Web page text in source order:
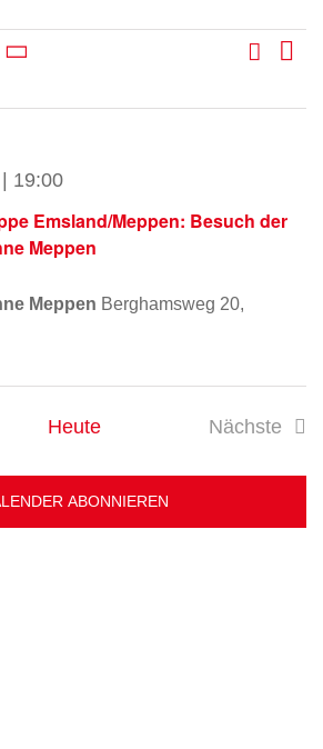
Such-
Suche
Liste
Emsland/Meppen: Besuch der
Meppen
19:00
Meppen Berghamsweg 20,
Heute
Nächste
ABONNIEREN